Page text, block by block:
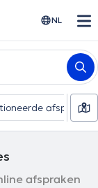
NL
afspraak
afspraken